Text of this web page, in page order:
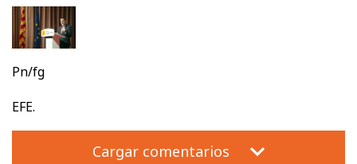
Pn/fg
EFE.
Cargar comentarios